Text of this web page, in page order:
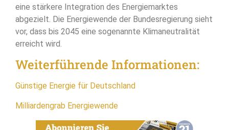
eine stärkere Integration des Energiemarktes
abgezielt. Die Energiewende der Bundesregierung sieht
vor, dass bis 2045 eine sogenannte Klimaneutralität
erreicht wird.
Weiterführende Informationen:
Günstige Energie für Deutschland
Milliardengrab Energiewende